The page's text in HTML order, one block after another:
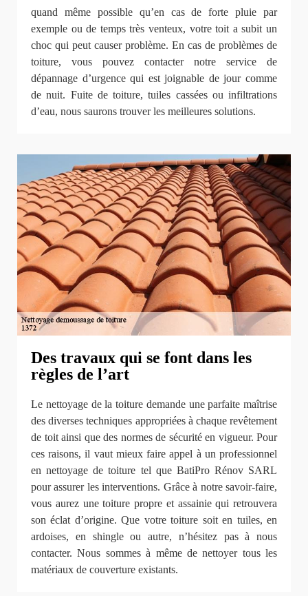
quand même possible qu’en cas de forte pluie par
exemple ou de temps très venteux, votre toit a subit un
choc qui peut causer problème. En cas de problèmes de
toiture, vous pouvez contacter notre service de
dépannage d’urgence qui est joignable de jour comme
de nuit. Fuite de toiture, tuiles cassées ou infiltrations
d’eau, nous saurons trouver les meilleures solutions.
Des travaux qui se font dans les
règles de l’art
Le nettoyage de la toiture demande une parfaite maîtrise
des diverses techniques appropriées à chaque revêtement
de toit ainsi que des normes de sécurité en vigueur. Pour
ces raisons, il vaut mieux faire appel à un professionnel
en nettoyage de toiture tel que BatiPro Rénov SARL
pour assurer les interventions. Grâce à notre savoir-faire,
vous aurez une toiture propre et assainie qui retrouvera
son éclat d’origine. Que votre toiture soit en tuiles, en
ardoises, en shingle ou autre, n’hésitez pas à nous
contacter. Nous sommes à même de nettoyer tous les
matériaux de couverture existants.